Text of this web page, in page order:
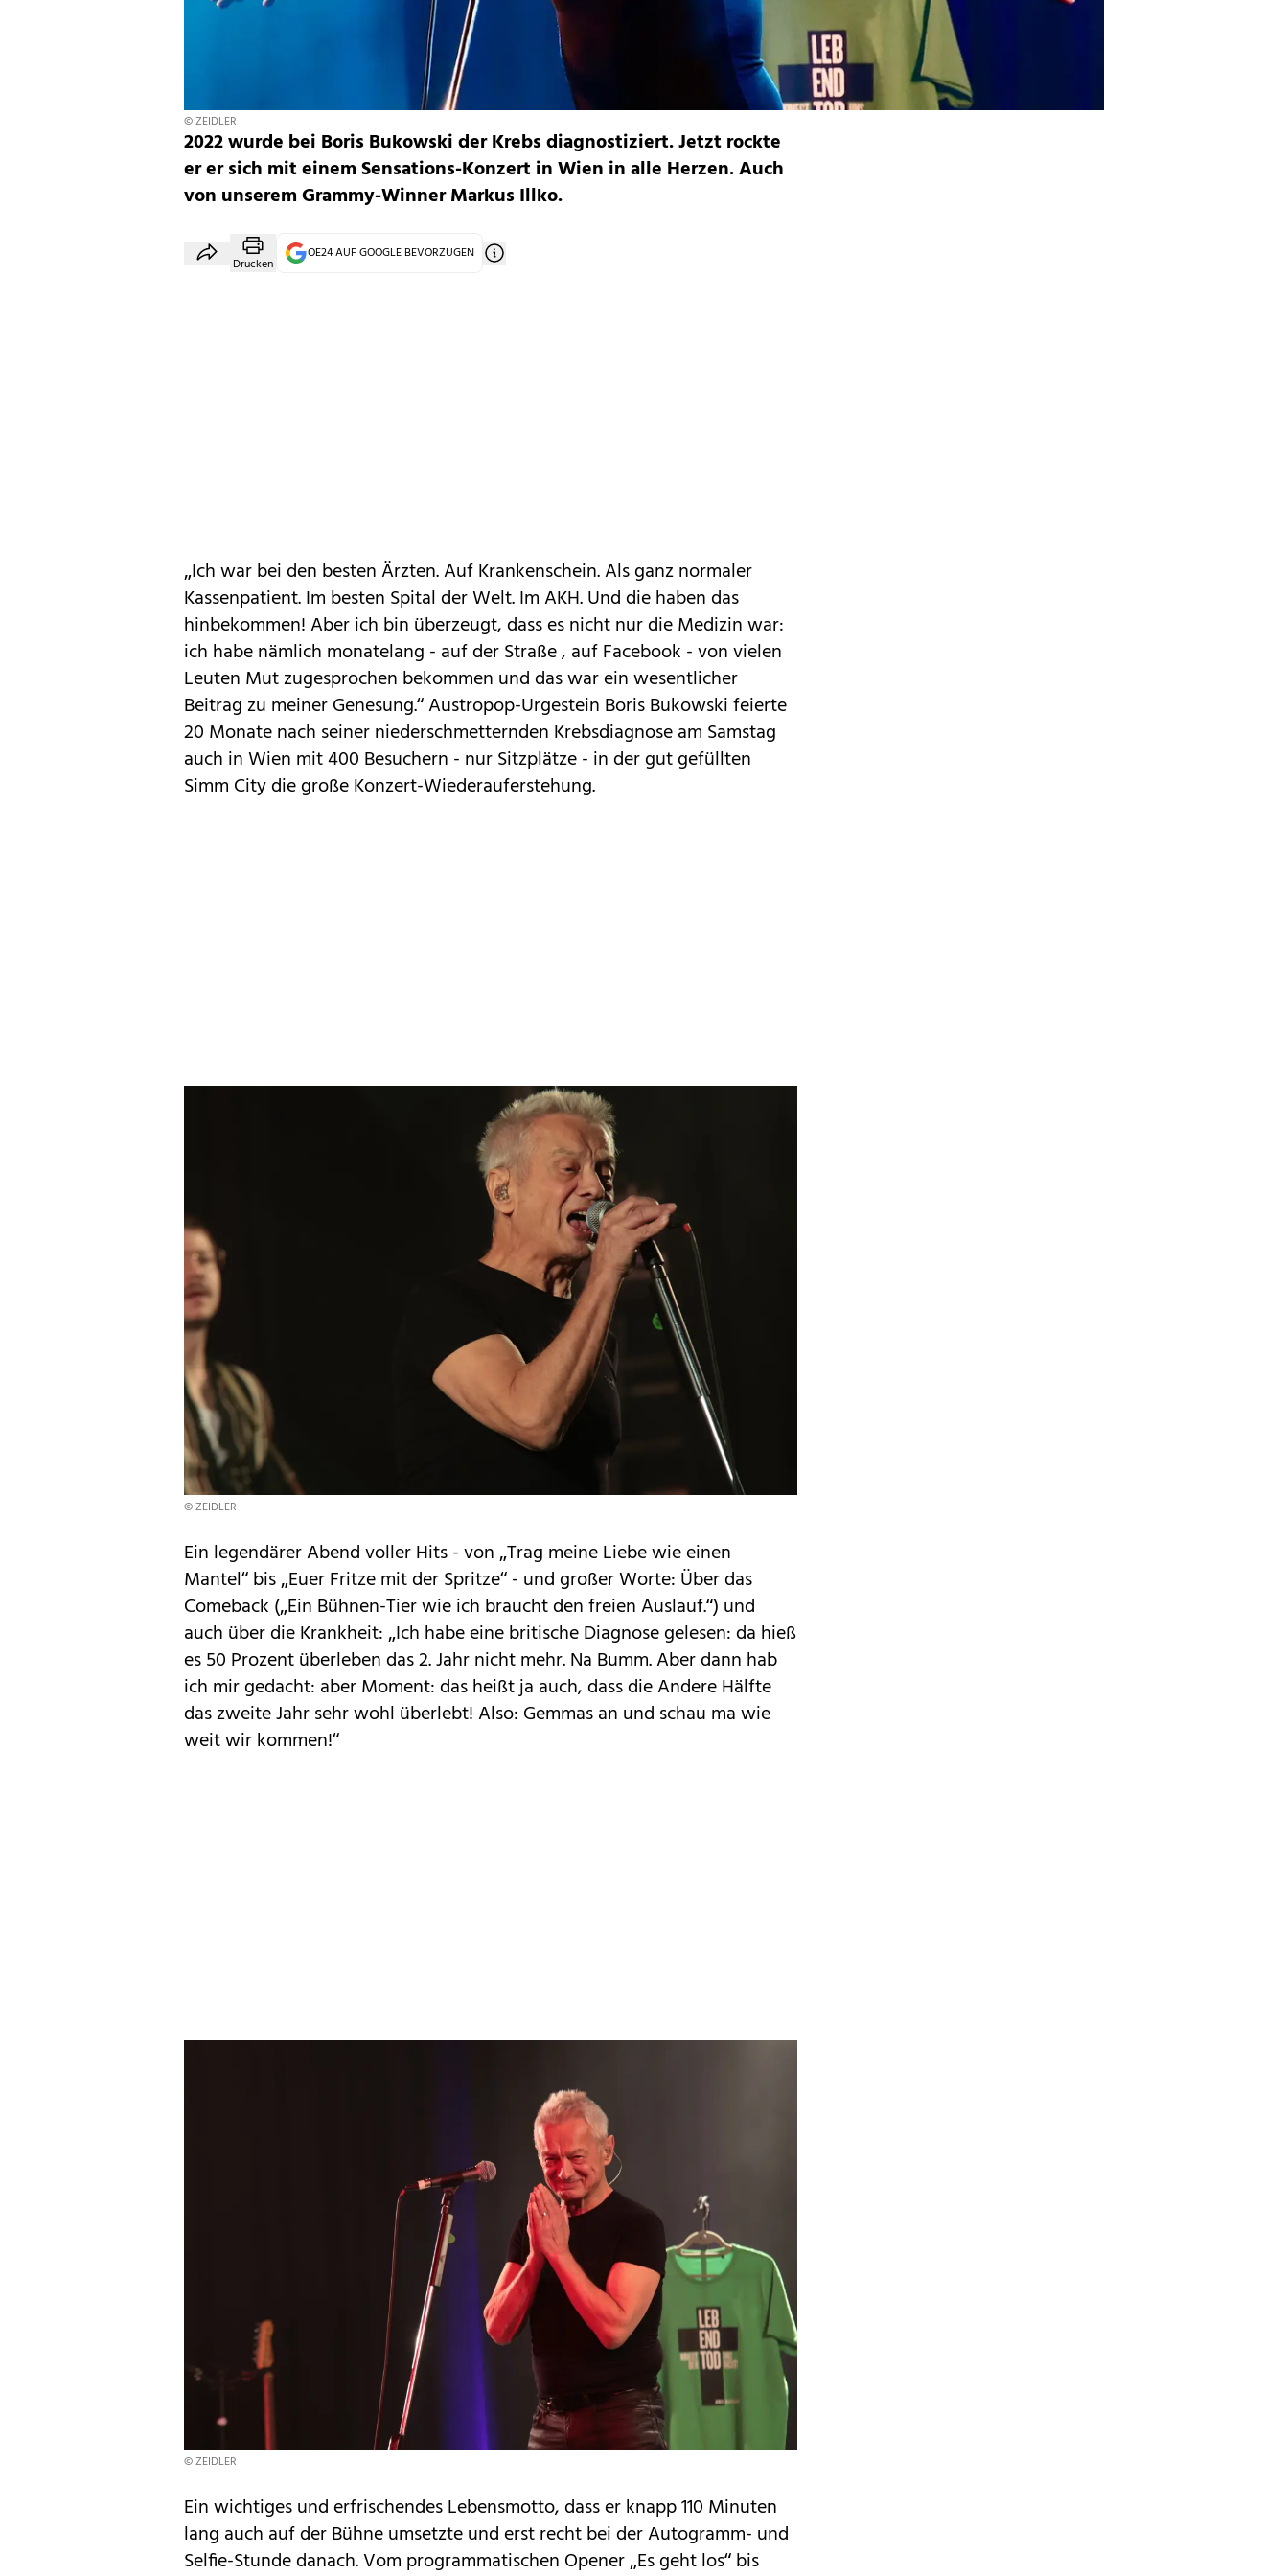
© ZEIDLER
2022 wurde bei Boris Bukowski der Krebs diagnostiziert. Jetzt rockte
er er sich mit einem Sensations-Konzert in Wien in alle Herzen. Auch
von unserem Grammy-Winner Markus Illko.
Drucken
OE24 AUF GOOGLE BEVORZUGEN
„Ich war bei den besten Ärzten. Auf Krankenschein. Als ganz normaler
Kassenpatient. Im besten Spital der Welt. Im AKH. Und die haben das
hinbekommen! Aber ich bin überzeugt, dass es nicht nur die Medizin war:
ich habe nämlich monatelang - auf der Straße , auf Facebook - von vielen
Leuten Mut zugesprochen bekommen und das war ein wesentlicher
Beitrag zu meiner Genesung.“ Austropop-Urgestein Boris Bukowski feierte
20 Monate nach seiner niederschmetternden Krebsdiagnose am Samstag
auch in Wien mit 400 Besuchern - nur Sitzplätze - in der gut gefüllten
Simm City die große Konzert-Wiederauferstehung.
© ZEIDLER
Ein legendärer Abend voller Hits - von „Trag meine Liebe wie einen
Mantel“ bis „Euer Fritze mit der Spritze“ - und großer Worte: Über das
Comeback („Ein Bühnen-Tier wie ich braucht den freien Auslauf.“) und
auch über die Krankheit: „Ich habe eine britische Diagnose gelesen: da hieß
es 50 Prozent überleben das 2. Jahr nicht mehr. Na Bumm. Aber dann hab
ich mir gedacht: aber Moment: das heißt ja auch, dass die Andere Hälfte
das zweite Jahr sehr wohl überlebt! Also: Gemmas an und schau ma wie
weit wir kommen!“
© ZEIDLER
Ein wichtiges und erfrischendes Lebensmotto, dass er knapp 110 Minuten
lang auch auf der Bühne umsetzte und erst recht bei der Autogramm- und
Selfie-Stunde danach. Vom programmatischen Opener „Es geht los“ bis